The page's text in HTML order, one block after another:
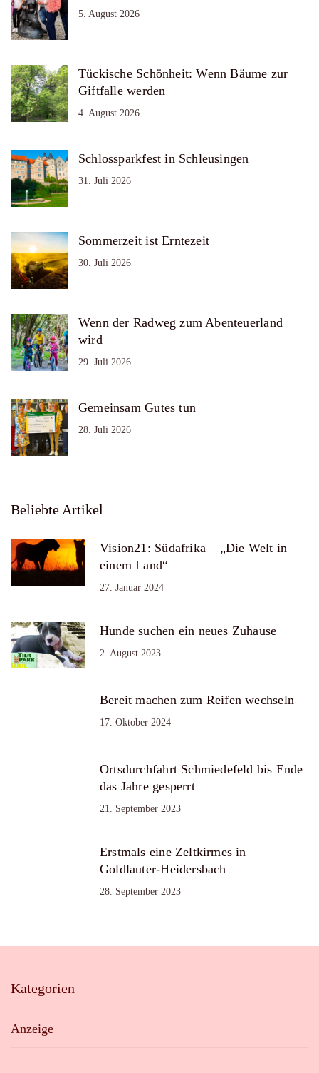
5. August 2026
Tückische Schönheit: Wenn Bäume zur
Giftfalle werden
4. August 2026
Schlossparkfest in Schleusingen
31. Juli 2026
Sommerzeit ist Erntezeit
30. Juli 2026
Wenn der Radweg zum Abenteuerland
wird
29. Juli 2026
Gemeinsam Gutes tun
28. Juli 2026
Beliebte Artikel
Vision21: Südafrika – „Die Welt in
einem Land“
27. Januar 2024
Hunde suchen ein neues Zuhause
2. August 2023
Bereit machen zum Reifen wechseln
17. Oktober 2024
Ortsdurchfahrt Schmiedefeld bis Ende
das Jahre gesperrt
21. September 2023
Erstmals eine Zeltkirmes in
Goldlauter-Heidersbach
28. September 2023
Kategorien
Anzeige